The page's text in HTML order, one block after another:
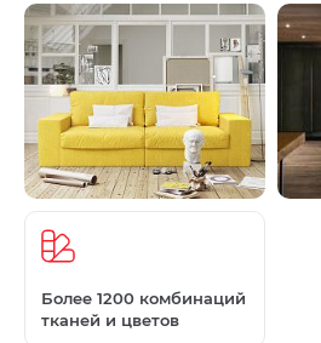
Более 1200 комбинаций
тканей и цветов